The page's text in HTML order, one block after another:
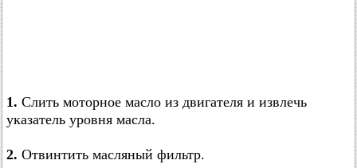
1. Слить моторное масло из двигателя и извлечь
указатель уровня масла.
2. Отвинтить масляный фильтр.